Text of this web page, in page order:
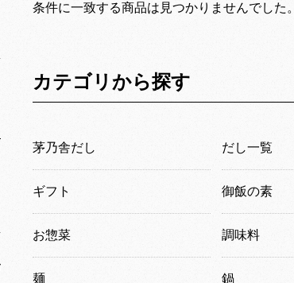
条件に一致する商品は見つかりませんでした。
カテゴリから探す
茅乃舎だし だし一覧
ギフト 御飯の素
お惣菜 調味料
麺 鍋